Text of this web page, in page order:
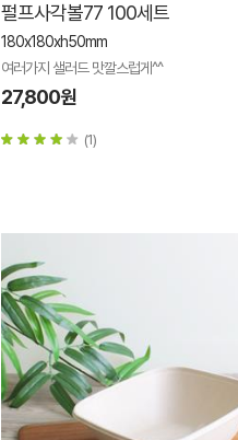
펄프사각볼77 100세트
180x180xh50mm
여러가지 샐러드 맛깔스럽게^^
27,800원
(1)